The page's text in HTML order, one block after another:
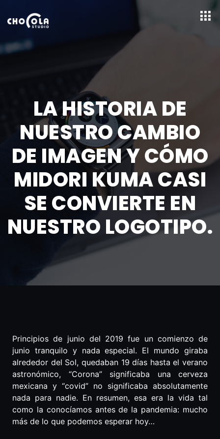
LA HISTORIA DE
NUESTRO CAMBIO
DE IMAGEN Y CÓMO
MIDORI KUMA CASI
SE CONVIERTE EN
NUESTRO LOGOTIPO.
Principios de junio del 2019 fue un comienzo de
junio tranquilo y nada especial. El mundo giraba
alrededor del Sol, quedaban 19 días hasta el verano
astronómico, “Corona” significaba una cerveza
mexicana y “covid” no significaba absolutamente
nada para nadie. En resumen, esa era la vida tal
como la conocíamos antes de la pandemia: mucho
más de lo que podemos esperar hoy…